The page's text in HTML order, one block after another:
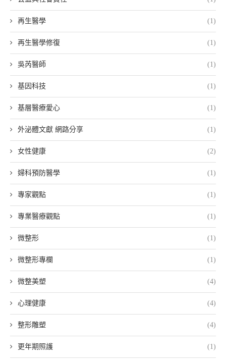
再生醫學 (1)
再生醫學修復 (1)
吳芮醫師 (1)
基因科技 (1)
基層醫療愛心 (1)
外泌體文獻 網路分享 (1)
女性健康 (2)
婦科預防醫學 (1)
專家觀點 (1)
專業醫療觀點 (1)
微整形 (1)
微整形專欄 (1)
微整美塑 (4)
心理健康 (4)
整形雕塑 (4)
更年期照護 (1)